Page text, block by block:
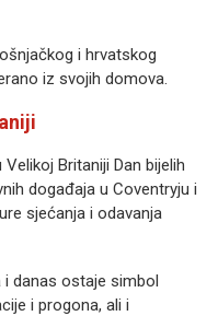
i hrvatskog
iz svojih domova.
Britaniji Dan bijelih
događaja u Coventryju i
sjećanja i odavanja
i danas ostaje simbol
i progona, ali i